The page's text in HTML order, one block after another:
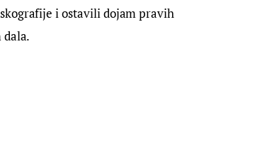
i ostavili dojam pravih
dala.